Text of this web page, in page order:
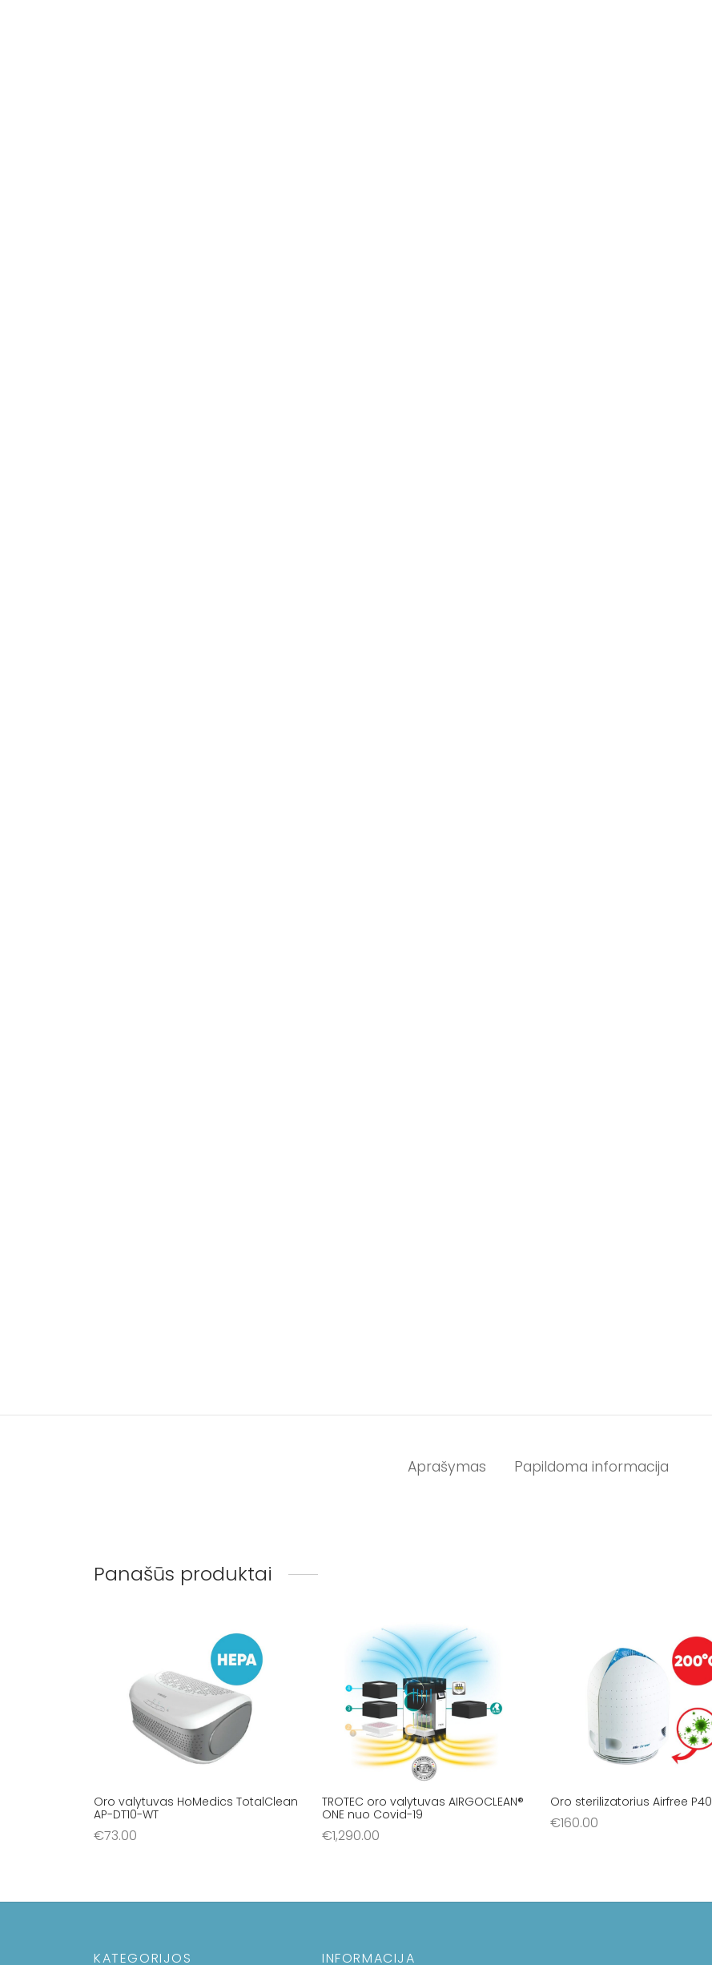
Aprašymas Papildoma informacija
Panašūs produktai
Oro valytuvas HoMedics TotalClean
AP-DT10-WT
€73.00
TROTEC oro valytuvas AIRGOCLEAN®
ONE nuo Covid-19
€1,290.00
Oro sterilizatorius Airfree P40
€160.00
KATEGORIJOS INFORMACIJA